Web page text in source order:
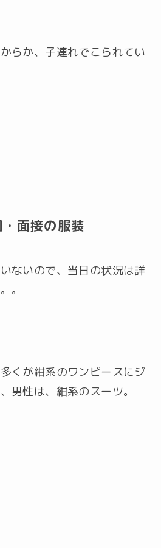
らか、子連れでこられてい
面接の服装
ないので、当日の状況は詳
。
くが紺系のワンピースにジ
男性は、紺系のスーツ。